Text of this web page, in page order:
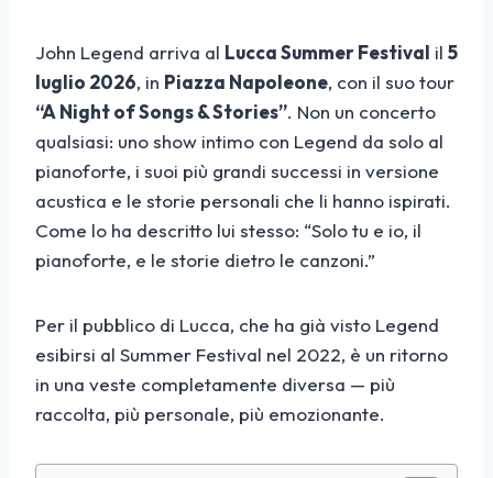
John Legend arriva al Lucca Summer Festival il 5
luglio 2026, in Piazza Napoleone, con il suo tour
“A Night of Songs & Stories”. Non un concerto
qualsiasi: uno show intimo con Legend da solo al
pianoforte, i suoi più grandi successi in versione
acustica e le storie personali che li hanno ispirati.
Come lo ha descritto lui stesso: “Solo tu e io, il
pianoforte, e le storie dietro le canzoni.”
Per il pubblico di Lucca, che ha già visto Legend
esibirsi al Summer Festival nel 2022, è un ritorno
in una veste completamente diversa — più
raccolta, più personale, più emozionante.